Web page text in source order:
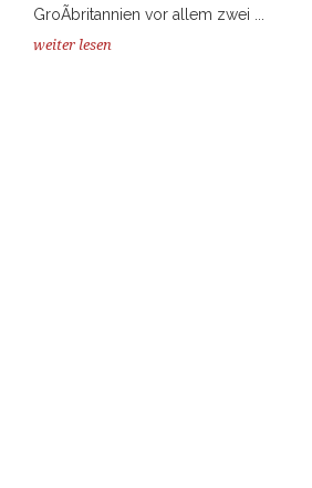
GroÃbritannien vor allem zwei ...
weiter lesen